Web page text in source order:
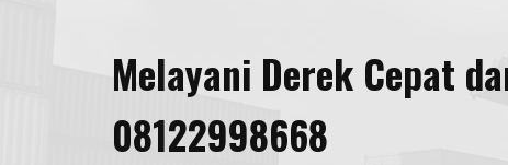
Melayani Derek Cepat
08122998668